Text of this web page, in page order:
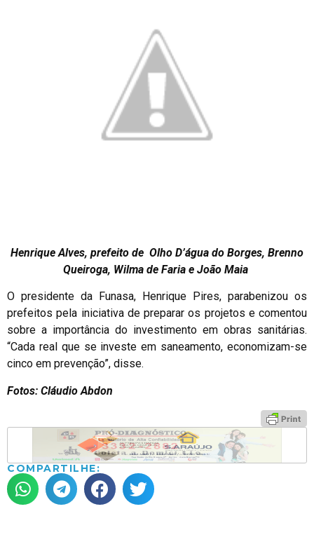
Henrique Alves, prefeito de Olho D’água do Borges, Brenno
Queiroga, Wilma de Faria e João Maia
O presidente da Funasa, Henrique Pires, parabenizou os
prefeitos pela iniciativa de preparar os projetos e comentou
sobre a importância do investimento em obras sanitárias.
“Cada real que se investe em saneamento, economizam-se
cinco em prevenção”, disse.
Fotos: Cláudio Abdon
COMPARTILHE: